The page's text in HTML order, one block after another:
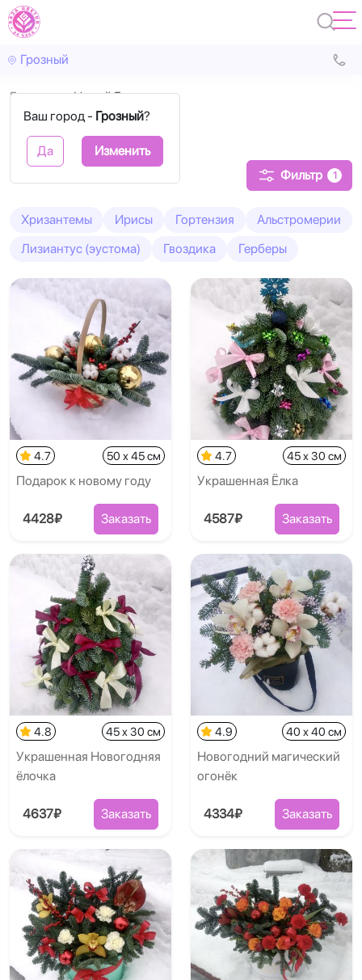
Грозный
Ваш город - Грозный?
Да Изменить
Главная Новый Год
Новый Год
Фильтр 1
Хризантемы Ирисы Гортензия
Альстромерии
Лизиантус (эустома)
Гвоздика Герберы
4.7 50 x 45 см
Подарок к новому году
4428₽ Заказать
4.7 45 x 30 см
Украшенная Ёлка
4587₽ Заказать
4.8 45 x 30 см
Украшенная Новогодняя
ёлочка
4637₽ Заказать
4.9 40 x 40 см
Новогодний магический
огонёк
4334₽ Заказать